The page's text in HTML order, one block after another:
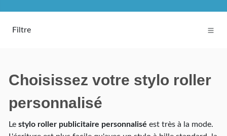
Filtre
Choisissez votre stylo roller
personnalisé
Le stylo roller publicitaire personnalisé est très à la mode.